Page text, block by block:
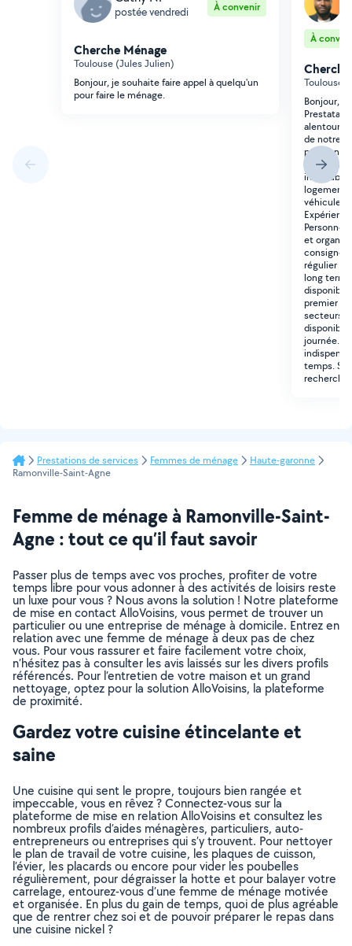
postée vendredi À convenir
Cherche Ménage
Toulouse (Jules Julien)
Bonjour, je souhaite faire appel à quelqu'un
pour faire le ménage.
À
Toulouse
Bonjour,
alentours
de notre
véhicule
Personne
et
régulier
long
premier
secteurs
journée.
temps. Si
Prestations de services Femmes de ménage
Haute-garonne
Ramonville-Saint-Agne
Femme de ménage à Ramonville-Saint-
Agne : tout ce qu’il faut savoir
Passer plus de temps avec vos proches, profiter de votre
temps libre pour vous adonner à des activités de loisirs reste
un luxe pour vous ? Nous avons la solution ! Notre plateforme
de mise en contact AlloVoisins, vous permet de trouver un
particulier ou une entreprise de ménage à domicile. Entrez en
relation avec une femme de ménage à deux pas de chez
vous. Pour vous rassurer et faire facilement votre choix,
n’hésitez pas à consulter les avis laissés sur les divers profils
référencés. Pour l’entretien de votre maison et un grand
nettoyage, optez pour la solution AlloVoisins, la plateforme
de proximité.
Gardez votre cuisine étincelante et
saine
Une cuisine qui sent le propre, toujours bien rangée et
impeccable, vous en rêvez ? Connectez-vous sur la
plateforme de mise en relation AlloVoisins et consultez les
nombreux profils d’aides ménagères, particuliers, auto-
entrepreneurs ou entreprises qui s’y trouvent. Pour nettoyer
le plan de travail de votre cuisine, les plaques de cuisson,
l’évier, les placards ou encore pour vider les poubelles
régulièrement, pour dégraisser la hotte et pour balayer votre
carrelage, entourez-vous d’une femme de ménage motivée
et organisée. En plus du gain de temps, quoi de plus agréable
que de rentrer chez soi et de pouvoir préparer le repas dans
une cuisine nickel ?